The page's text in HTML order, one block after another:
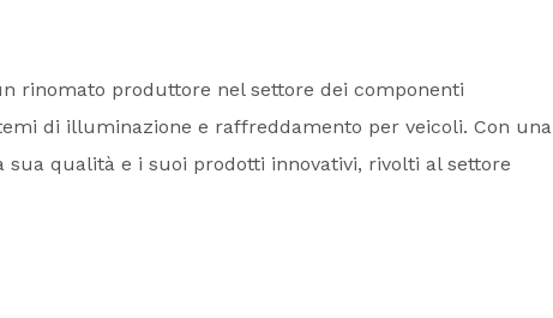
rinomato produttore nel settore dei componenti
di illuminazione e raffreddamento per veicoli. Con una
sua qualità e i suoi prodotti innovativi, rivolti al settore